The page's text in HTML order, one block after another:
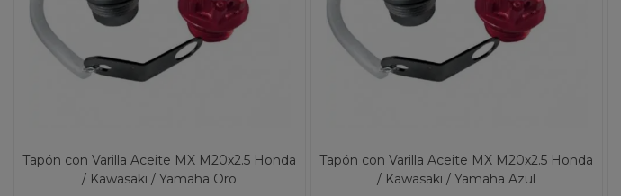
Tapón con Varilla Aceite MX M20x2.5 Honda
/ Kawasaki / Yamaha Oro
Tapón con Varilla Aceite MX M20x2.5 Honda
/ Kawasaki / Yamaha Azul